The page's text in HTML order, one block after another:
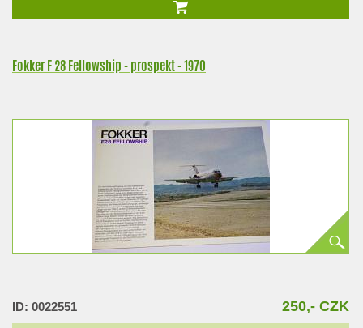
Fokker F 28 Fellowship - prospekt - 1970
ID: 0022551 250,- CZK